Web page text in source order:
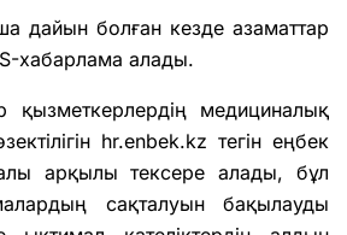
дайын болған кезде азаматтар
хабарлама алады.
медициналық
hr.enbek.kz тегін еңбек
арқылы тексере алады, бұл
сақталуын бақылауды